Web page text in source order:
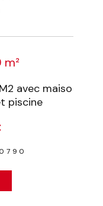
avec maiso
piscine